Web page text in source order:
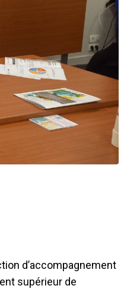
d’accompagnement
supérieur de